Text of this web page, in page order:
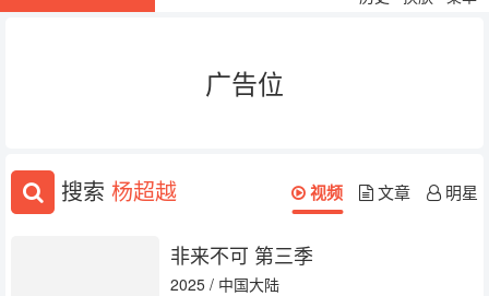
广告位
搜索 杨超越 视频 文章 明星
非来不可 第三季
2025 / 中国大陆